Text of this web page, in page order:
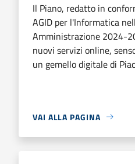
Il Piano, redatto in
AGID per l'Informatica
Amministrazione 2024-
nuovi servizi online,
un gemello digitale di
VAI ALLA PAGINA